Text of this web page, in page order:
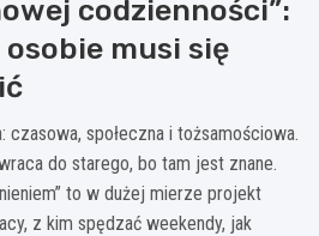
codzienności”:
musi się
czasowa, społeczna i tożsamościowa.
do starego, bo tam jest znane.
to w dużej mierze projekt
z kim spędzać weekendy, jak